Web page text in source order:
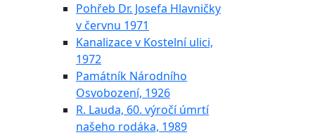
Pohřeb Dr. Josefa Hlavničky
v červnu 1971
Kanalizace v Kostelní ulici,
1972
Památník Národního
Osvobození, 1926
R. Lauda, 60. výročí úmrtí
našeho rodáka, 1989